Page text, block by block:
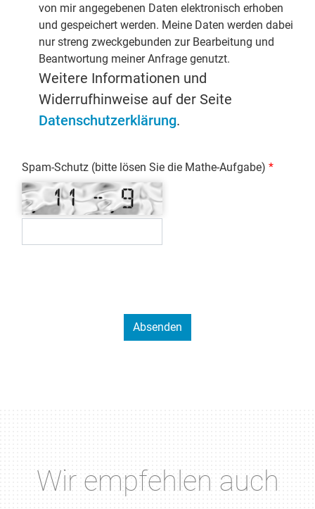
von mir angegebenen Daten elektronisch erhoben
und gespeichert werden. Meine Daten werden dabei
nur streng zweckgebunden zur Bearbeitung und
Beantwortung meiner Anfrage genutzt.
Weitere Informationen und
Widerrufhinweise auf der Seite
Datenschutzerklärung.
Spam-Schutz (bitte lösen Sie die Mathe-Aufgabe)
Wir empfehlen auch